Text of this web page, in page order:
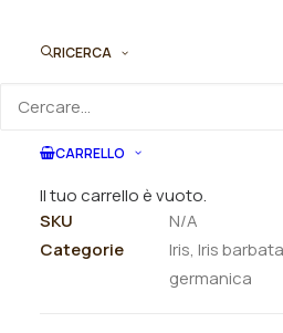
RICERCA
CARRELLO
Il tuo carrello è vuoto.
SKU
N/A
Categorie
Iris, Iris
germanica